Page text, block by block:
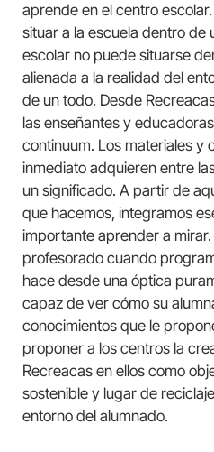
aprende en el centro
situar a la escuela dentro de
escolar no puede situarse
alienada a la realidad del
de un todo. Desde
las enseñantes y
continuum. Los materiales y
inmediato adquieren entre
un significado. A partir de
que hacemos, integramos
importante aprender a
profesorado cuando
hace desde una óptica
capaz de ver cómo su
conocimientos que le
proponer a los centros la
Recreacas en ellos como
sostenible y lugar de
entorno del alumnado.